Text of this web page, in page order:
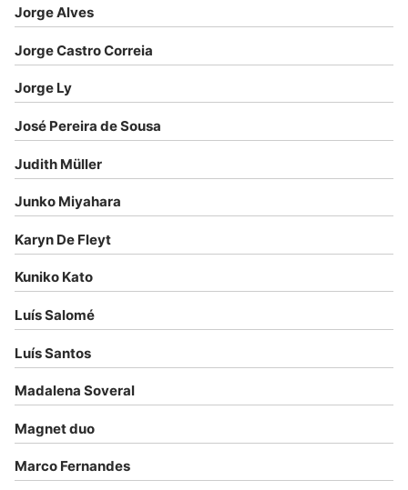
Jorge Alves
Jorge Castro Correia
Jorge Ly
José Pereira de Sousa
Judith Müller
Junko Miyahara
Karyn De Fleyt
Kuniko Kato
Luís Salomé
Luís Santos
Madalena Soveral
Magnet duo
Marco Fernandes